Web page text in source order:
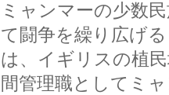
ミャンマーの少数
て闘争を繰り広げ
は、イギリスの植
間管理職として ミ